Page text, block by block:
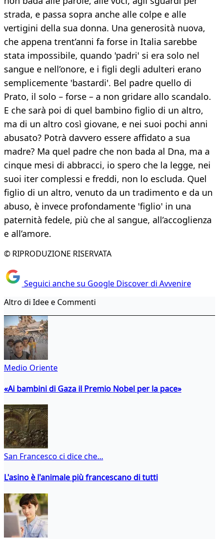
strada, e passa sopra anche alle colpe e alle
vertigini della sua donna. Una generosità nuova,
che appena trent’anni fa forse in Italia sarebbe
stata impossibile, quando 'padri' si era solo nel
sangue e nell’onore, e i figli degli adulteri erano
semplicemente 'bastardi'. Bel padre quello di
Prato, il solo – forse – a non gridare allo scandalo.
E che sarà poi di quel bambino figlio di un altro,
ma di un altro così giovane, e nei suoi pochi anni
abusato? Potrà davvero essere affidato a sua
madre? Ma quel padre che non bada al Dna, ma a
cinque mesi di abbracci, io spero che la legge, nei
suoi iter complessi e freddi, non lo escluda. Quel
figlio di un altro, venuto da un tradimento e da un
abuso, è invece profondamente 'figlio' in una
paternità fedele, più che al sangue, all’accoglienza
e all’amore.
© RIPRODUZIONE RISERVATA
Seguici anche su Google Discover di Avvenire
Altro di Idee e Commenti
Medio Oriente
«Ai bambini di Gaza il Premio Nobel per la pace»
San Francesco ci dice che...
L'asino è l'animale più francescano di tutti